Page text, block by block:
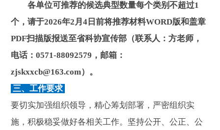
各单位可推荐的候选典型数量每个类别不超过1
个，请于2026年2月4日前将推荐材料WORD版和盖章
PDF扫描版报送至省科协宣传部（联系人：方老师，
电话：0571-88092579，邮箱：
zjskxxcb@163.com）。
三、工作要求
要切实加强组织领导，精心筹划部署，严密组织实
施，积极稳妥做好各相关工作。坚持公开、公正、公